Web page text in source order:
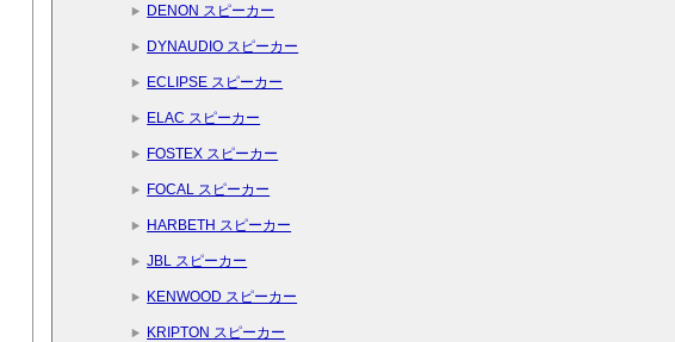
DENON スピーカー
DYNAUDIO スピーカー
ECLIPSE スピーカー
ELAC スピーカー
FOSTEX スピーカー
FOCAL スピーカー
HARBETH スピーカー
JBL スピーカー
KENWOOD スピーカー
KRIPTON スピーカー